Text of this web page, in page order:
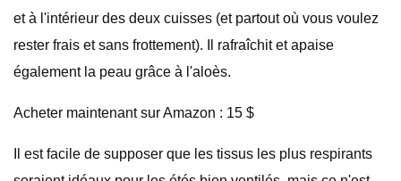
et à l'intérieur des deux cuisses (et partout où vous voulez
rester frais et sans frottement). Il rafraîchit et apaise
également la peau grâce à l'aloès.
Acheter maintenant sur Amazon : 15 $
Il est facile de supposer que les tissus les plus respirants